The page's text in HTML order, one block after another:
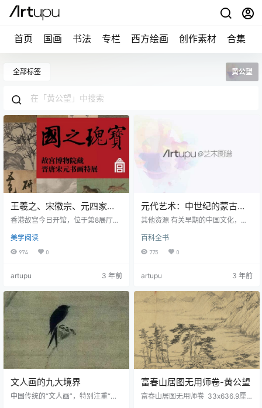
首页 国画 书法 专栏 西方绘画 创作素材 合集
全部标签 黄公望
王羲之、宋徽宗、元四家珍
迹尽现！香港故宫国之瑰宝
录！
香港故宫今日开馆，位于第8展厅的
书画”成为焦点。 香港故宫博物院官
网 香港故宫文化博物馆是北京故宫
香港的地标维多利亚港的景观。包
设施，总建筑面积约30,000平方
米。 香港故宫外景故宫博物院典藏
的中国书画精品，大部分都是国之
瑰宝。它们受重视的原因，除因其
非凡的艺术成就，亦因其…
美学阅读
974 0
artupu 3 年前
元代艺术：中世纪的蒙古文
化
其他资源 有关早期的中国文化，请
元前7500-2000年） 商代艺术
（公元前1600-1050年） 周代艺术
（公元前206年-公元220年） 六朝
朝艺术 （589-618） 蒙古人的视觉
艺术 时代 宋代艺术 被蒙古的游牧民
族终结了，他们的议程不…
百科全书
775 0
artupu 3 年前
文人画的九大境界
中国传统的“文人画”，特别注重“境
富春山居图无用师卷-黄公望
富春山居图无用师卷 33x636.9厘